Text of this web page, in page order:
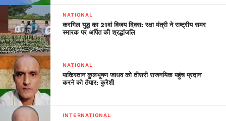
NATIONAL
करगिल युद्ध का 21वां विजय दिवस: रक्षा मंत्री ने राष्ट्रीय समर
स्मारक पर अर्पित की श्रद्धांजलि
NATIONAL
पाकिस्तान कुलभूषण जाधव को तीसरी राजनयिक पहुंच प्रदान
करने को तैयार: कुरैशी
INTERNATIONAL